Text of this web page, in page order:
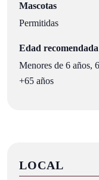
Mascotas
Permitidas
Edad recomendada
Menores de 6 años,
+65 años
LOCAL